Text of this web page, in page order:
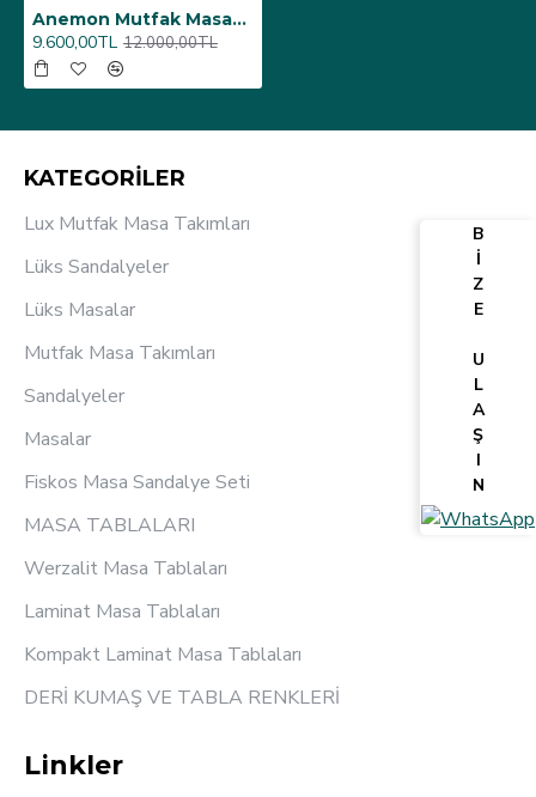
Anemon Mutfak Masası 80x140 (Werzalit, Wermodin ve Allzalit Tabla) - Old Pine
9.600,00TL 12.000,00TL
KATEGORİLER
Lux Mutfak Masa Takımları
Lüks Sandalyeler
Lüks Masalar
Mutfak Masa Takımları
Sandalyeler
Masalar
Fiskos Masa Sandalye Seti
MASA TABLALARI
Werzalit Masa Tablaları
Laminat Masa Tablaları
Kompakt Laminat Masa Tablaları
DERİ KUMAŞ VE TABLA RENKLERİ
Linkler
B
İ
Z
E
U
L
A
Ş
I
N